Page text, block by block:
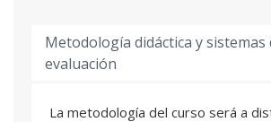
Metodología didáctica y sistemas
evaluación
La metodología del curso será a